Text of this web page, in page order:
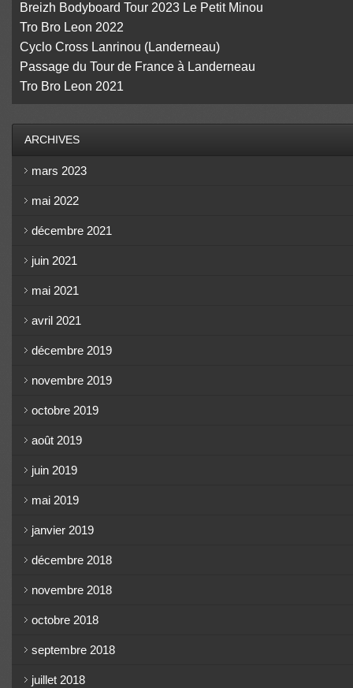
Breizh Bodyboard Tour 2023 Le Petit Minou
Tro Bro Leon 2022
Cyclo Cross Lanrinou (Landerneau)
Passage du Tour de France à Landerneau
Tro Bro Leon 2021
ARCHIVES
mars 2023
mai 2022
décembre 2021
juin 2021
mai 2021
avril 2021
décembre 2019
novembre 2019
octobre 2019
août 2019
juin 2019
mai 2019
janvier 2019
décembre 2018
novembre 2018
octobre 2018
septembre 2018
juillet 2018